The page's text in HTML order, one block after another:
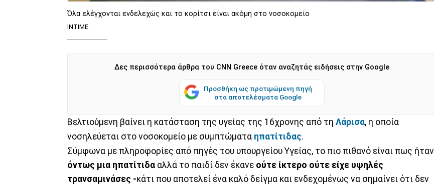
Όλα ελέγχονται ενδελεχώς και το κορίτσι είναι ακόμη στο νοσοκομείο
ΙΝΤΙΜΕ
Δες περισσότερα άρθρα του CNN Greece όταν αναζητάς ειδήσεις στην Google
Προσθήκη ως προτιμώμενη πηγή
στα αποτελέσματα Google
Βελτιούμενη βαίνει η κατάσταση της υγείας της 16χρονης από τη Λάρισα, η οποία
νοσηλεύεται στο νοσοκομείο με συμπτώματα ηπατίτιδας.
Σύμφωνα με πληροφορίες από πηγές του υπουργείου Υγείας, το πιο πιθανό είναι πως ήταν
όντως μια ηπατίτιδα αλλά το παιδί δεν έκανε ούτε ίκτερο ούτε είχε υψηλές
τρανσαμινάσες -κάτι που αποτελεί ένα καλό δείγμα και ενδεχομένως να σημαίνει ότι δεν